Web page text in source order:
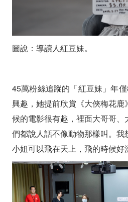
圖說：導讀人紅豆妹。
45萬粉絲追蹤的「紅豆妹」年
興趣，她提前欣賞《大俠梅花
候的電影很有趣，裡面大哥哥
們都說人話不像動物那樣叫。
小姐可以飛在天上，飛的時候好